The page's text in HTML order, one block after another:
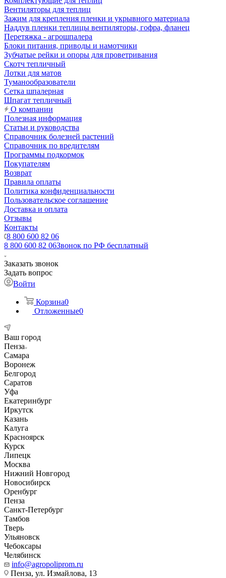
Вентиляторы для теплиц
Зажим для крепления пленки и укрывного материала
Наддув пленки теплицы вентиляторы, гофра, фланец
Перетяжка - агрошпалера
Блоки питания, приводы и намотчики
Зубчатые рейки и опоры для проветривания
Скотч тепличный
Лотки для матов
Туманообразователи
Сетка шпалерная
Шпагат тепличный
О компании
Полезная информация
Статьи и руководства
Справочник болезней растений
Справочник по вредителям
Программы подкормок
Покупателям
Возврат
Правила оплаты
Политика конфиденциальности
Пользовательское соглашение
Доставка и оплата
Отзывы
Контакты
8 800 600 82 06
8 800 600 82 06Звонок по РФ бесплатный
Заказать звонок
Задать вопрос
Войти
Корзина0
Отложенные0
Ваш город
Пенза
Самара
Воронеж
Белгород
Саратов
Уфа
Екатеринбург
Иркутск
Казань
Калуга
Красноярск
Курск
Липецк
Москва
Нижний Новгород
Новосибирск
Оренбург
Пенза
Санкт-Петербург
Тамбов
Тверь
Ульяновск
Чебоксары
Челябинск
info@agropoliprom.ru
Пенза, ул. Измайлова, 13